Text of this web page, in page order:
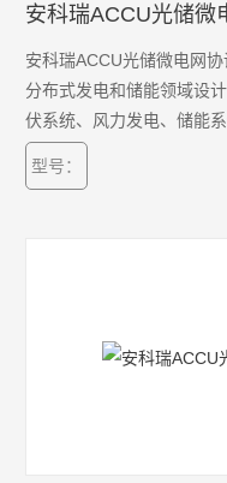
安科瑞ACCU光储微
安科瑞ACCU光储微电网
分布式发电和储能领域设
伏系统、风力发电、储能
求。通过全天候的数据采
控光伏、风能、储能系统
型号：